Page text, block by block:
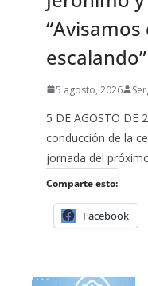
escalando”
5 agosto, 2026
5 DE AGOSTO DE
conducción de la
jornada del
Comparte esto:
Facebook